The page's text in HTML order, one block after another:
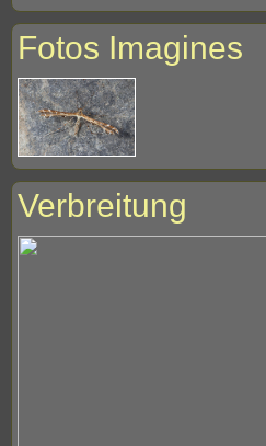
Fotos Imagines
Verbreitung